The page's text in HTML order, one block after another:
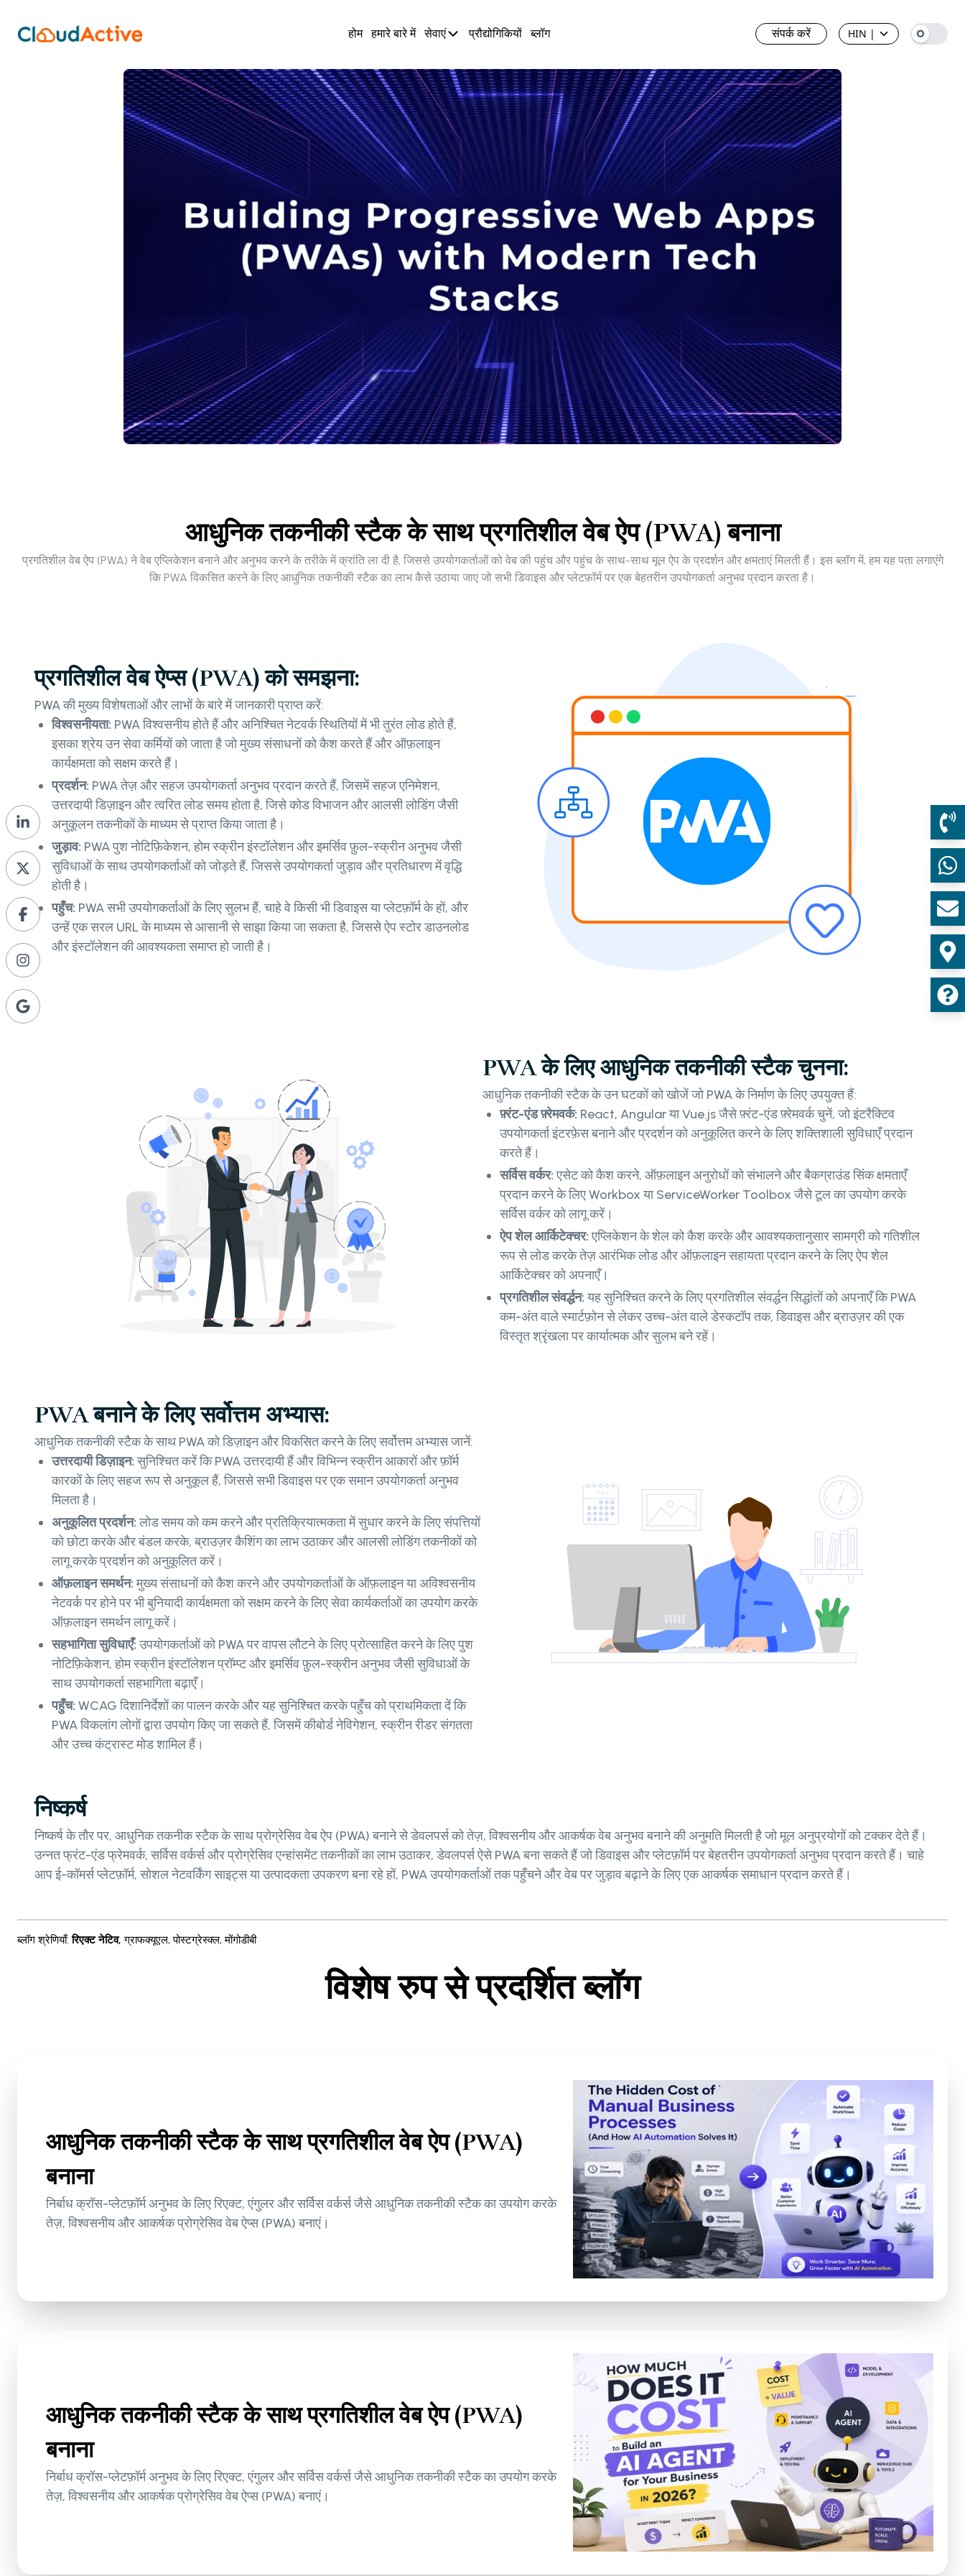
होम हमारे बारे में सेवाएं प्रौद्योगिकियों ब्लॉग संपर्क करें HIN |
आधुनिक तकनीकी स्टैक के साथ प्रगतिशील वेब ऐप (PWA) बनाना
प्रगतिशील वेब ऐप (PWA) ने वेब एप्लिकेशन बनाने और अनुभव करने के तरीके में क्रांति ला दी है, जिससे उपयोगकर्ताओं को वेब की पहुंच और पहुंच के साथ-साथ मूल ऐप के प्रदर्शन और क्षमताएं मिलती हैं। इस ब्लॉग में, हम यह पता लगाएंगे
कि PWA विकसित करने के लिए आधुनिक तकनीकी स्टैक का लाभ कैसे उठाया जाए जो सभी डिवाइस और प्लेटफ़ॉर्म पर एक बेहतरीन उपयोगकर्ता अनुभव प्रदान करता है।
प्रगतिशील वेब ऐप्स (PWA) को समझना:
PWA की मुख्य विशेषताओं और लाभों के बारे में जानकारी प्राप्त करें:
विश्वसनीयता: PWA विश्वसनीय होते हैं और अनिश्चित नेटवर्क स्थितियों में भी तुरंत लोड होते हैं,
इसका श्रेय उन सेवा कर्मियों को जाता है जो मुख्य संसाधनों को कैश करते हैं और ऑफ़लाइन
कार्यक्षमता को सक्षम करते हैं।
प्रदर्शन: PWA तेज़ और सहज उपयोगकर्ता अनुभव प्रदान करते हैं, जिसमें सहज एनिमेशन,
उत्तरदायी डिज़ाइन और त्वरित लोड समय होता है, जिसे कोड विभाजन और आलसी लोडिंग जैसी
अनुकूलन तकनीकों के माध्यम से प्राप्त किया जाता है।
जुड़ाव: PWA पुश नोटिफ़िकेशन, होम स्क्रीन इंस्टॉलेशन और इमर्सिव फ़ुल-स्क्रीन अनुभव जैसी
सुविधाओं के साथ उपयोगकर्ताओं को जोड़ते हैं, जिससे उपयोगकर्ता जुड़ाव और प्रतिधारण में वृद्धि
होती है।
पहुँच: PWA सभी उपयोगकर्ताओं के लिए सुलभ हैं, चाहे वे किसी भी डिवाइस या प्लेटफ़ॉर्म के हों, और
उन्हें एक सरल URL के माध्यम से आसानी से साझा किया जा सकता है, जिससे ऐप स्टोर डाउनलोड
और इंस्टॉलेशन की आवश्यकता समाप्त हो जाती है।
PWA के लिए आधुनिक तकनीकी स्टैक चुनना:
आधुनिक तकनीकी स्टैक के उन घटकों को खोजें जो PWA के निर्माण के लिए उपयुक्त हैं:
फ़्रंट-एंड फ़्रेमवर्क: React, Angular या Vue.js जैसे फ़्रंट-एंड फ़्रेमवर्क चुनें, जो इंटरैक्टिव
उपयोगकर्ता इंटरफ़ेस बनाने और प्रदर्शन को अनुकूलित करने के लिए शक्तिशाली सुविधाएँ प्रदान
करते हैं।
सर्विस वर्कर:एसेट को कैश करने, ऑफ़लाइन अनुरोधों को संभालने और बैकग्राउंड सिंक क्षमताएँ
प्रदान करने के लिए Workbox या ServiceWorker Toolbox जैसे टूल का उपयोग करके
सर्विस वर्कर को लागू करें।
ऐप शेल आर्किटेक्चर:एप्लिकेशन के शेल को कैश करके और आवश्यकतानुसार सामग्री को गतिशील
रूप से लोड करके तेज़ आरंभिक लोड और ऑफ़लाइन सहायता प्रदान करने के लिए ऐप शेल
आर्किटेक्चर को अपनाएँ।
प्रगतिशील संवर्द्धन:यह सुनिश्चित करने के लिए प्रगतिशील संवर्द्धन सिद्धांतों को अपनाएँ कि PWA
कम-अंत वाले स्मार्टफ़ोन से लेकर उच्च-अंत वाले डेस्कटॉप तक, डिवाइस और ब्राउज़र की एक
विस्तृत श्रृंखला पर कार्यात्मक और सुलभ बने रहें।
PWA बनाने के लिए सर्वोत्तम अभ्यास:
आधुनिक तकनीकी स्टैक के साथ PWA को डिज़ाइन और विकसित करने के लिए सर्वोत्तम अभ्यास जानें:
उत्तरदायी डिज़ाइन:सुनिश्चित करें कि PWA उत्तरदायी हैं और विभिन्न स्क्रीन आकारों और फ़ॉर्म
कारकों के लिए सहज रूप से अनुकूल हैं, जिससे सभी डिवाइस पर एक समान उपयोगकर्ता अनुभव
मिलता है।
अनुकूलित प्रदर्शन:लोड समय को कम करने और प्रतिक्रियात्मकता में सुधार करने के लिए संपत्तियों
को छोटा करके और बंडल करके, ब्राउज़र कैशिंग का लाभ उठाकर और आलसी लोडिंग तकनीकों को
लागू करके प्रदर्शन को अनुकूलित करें।
ऑफ़लाइन समर्थन:मुख्य संसाधनों को कैश करने और उपयोगकर्ताओं के ऑफ़लाइन या अविश्वसनीय
नेटवर्क पर होने पर भी बुनियादी कार्यक्षमता को सक्षम करने के लिए सेवा कार्यकर्ताओं का उपयोग करके
ऑफ़लाइन समर्थन लागू करें।
सहभागिता सुविधाएँ:उपयोगकर्ताओं को PWA पर वापस लौटने के लिए प्रोत्साहित करने के लिए पुश
नोटिफ़िकेशन, होम स्क्रीन इंस्टॉलेशन प्रॉम्प्ट और इमर्सिव फ़ुल-स्क्रीन अनुभव जैसी सुविधाओं के
साथ उपयोगकर्ता सहभागिता बढ़ाएँ।
पहुँच: WCAG दिशानिर्देशों का पालन करके और यह सुनिश्चित करके पहुँच को प्राथमिकता दें कि
PWA विकलांग लोगों द्वारा उपयोग किए जा सकते हैं, जिसमें कीबोर्ड नेविगेशन, स्क्रीन रीडर संगतता
और उच्च कंट्रास्ट मोड शामिल हैं।
निष्कर्ष
निष्कर्ष के तौर पर, आधुनिक तकनीक स्टैक के साथ प्रोग्रेसिव वेब ऐप (PWA) बनाने से डेवलपर्स को तेज़, विश्वसनीय और आकर्षक वेब अनुभव बनाने की अनुमति मिलती है जो मूल अनुप्रयोगों को टक्कर देते हैं।
उन्नत फ्रंट-एंड फ्रेमवर्क, सर्विस वर्कर्स और प्रोग्रेसिव एन्हांसमेंट तकनीकों का लाभ उठाकर, डेवलपर्स ऐसे PWA बना सकते हैं जो डिवाइस और प्लेटफ़ॉर्म पर बेहतरीन उपयोगकर्ता अनुभव प्रदान करते हैं। चाहे
आप ई-कॉमर्स प्लेटफ़ॉर्म, सोशल नेटवर्किंग साइट्स या उत्पादकता उपकरण बना रहे हों, PWA उपयोगकर्ताओं तक पहुँचने और वेब पर जुड़ाव बढ़ाने के लिए एक आकर्षक समाधान प्रदान करते हैं।
ब्लॉग श्रेणियाँ: रिएक्ट नेटिव, ग्राफक्यूएल,पोस्टग्रेस्क्ल,मोंगोडीबी
विशेष रुप से प्रदर्शित ब्लॉग
आधुनिक तकनीकी स्टैक के साथ प्रगतिशील वेब ऐप (PWA)
बनाना
निर्बाध क्रॉस-प्लेटफ़ॉर्म अनुभव के लिए रिएक्ट, एंगुलर और सर्विस वर्कर्स जैसे आधुनिक तकनीकी स्टैक का उपयोग करके
तेज़, विश्वसनीय और आकर्षक प्रोग्रेसिव वेब ऐप्स (PWA) बनाएं।
आधुनिक तकनीकी स्टैक के साथ प्रगतिशील वेब ऐप (PWA)
बनाना
निर्बाध क्रॉस-प्लेटफ़ॉर्म अनुभव के लिए रिएक्ट, एंगुलर और सर्विस वर्कर्स जैसे आधुनिक तकनीकी स्टैक का उपयोग करके
तेज़, विश्वसनीय और आकर्षक प्रोग्रेसिव वेब ऐप्स (PWA) बनाएं।